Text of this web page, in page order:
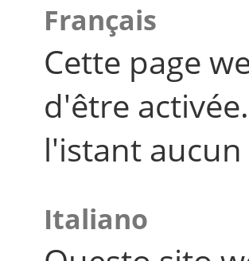
Français
Cette page
d'être
l'istant
Italiano